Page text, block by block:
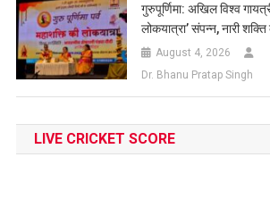
गुरुपूर्णिमा: अखिल विश्व
लोकयात्रा’ संपन्न, नारी
August 4, 2026
Dr. Bhanu Pratap Singh
LIVE CRICKET SCORE